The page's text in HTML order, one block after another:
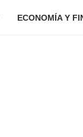
ECONOMÍA Y